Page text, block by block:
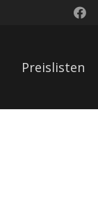
Preislisten